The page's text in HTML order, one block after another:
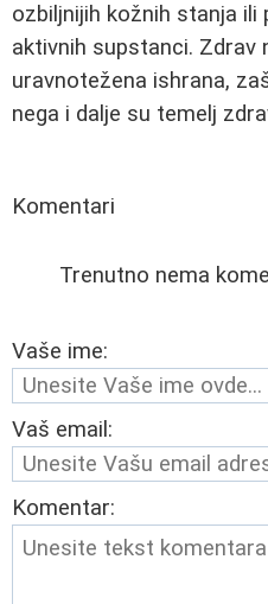
ozbiljnijih kožnih stanja ili
aktivnih supstanci. Zdrav
uravnotežena ishrana,
nega i dalje su temelj
Komentari
Trenutno nema
Vaše ime:
Vaš email:
Komentar: